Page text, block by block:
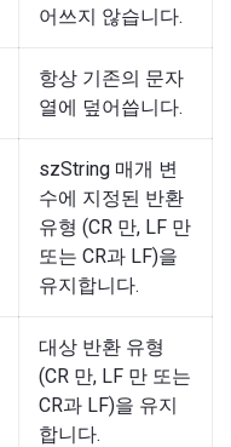
어쓰지 않습니다.
항상 기존의 문자
열에 덮어씁니다.
szString 매개 변
수에 지정된 반환
유형 (CR 만, LF 만
또는 CR과 LF)을
유지합니다.
대상 반환 유형
(CR 만, LF 만 또는
CR과 LF)을 유지
합니다.